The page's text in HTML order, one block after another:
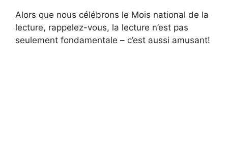
Alors que nous célébrons le Mois national de la
lecture, rappelez-vous, la lecture n’est pas
seulement fondamentale – c’est aussi amusant!